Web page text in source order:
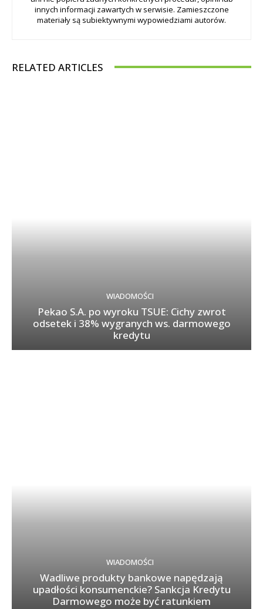
innych informacji zawartych w serwisie. Zamieszczone
materiały są subiektywnymi wypowiedziami autorów.
RELATED ARTICLES
WIADOMOŚCI
Pekao S.A. po wyroku TSUE: Cichy zwrot
odsetek i 38% wygranych ws. darmowego
kredytu
WIADOMOŚCI
Wadliwe produkty bankowe napędzają
upadłości konsumenckie? Sankcja Kredytu
Darmowego może być ratunkiem